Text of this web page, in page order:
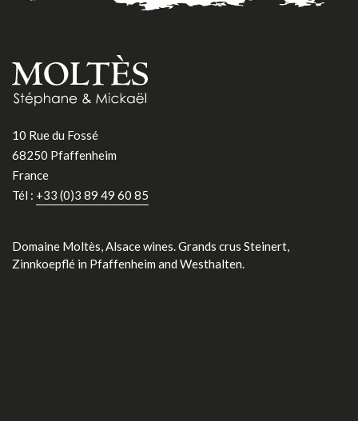
10 Rue du Fossé
68250 Pfaffenheim
France
Tél : +33 (0)3 89 49 60 85
Domaine Moltès, Alsace wines. Grands crus Steinert,
Zinnkoepflé in Pfaffenheim and Westhalten.